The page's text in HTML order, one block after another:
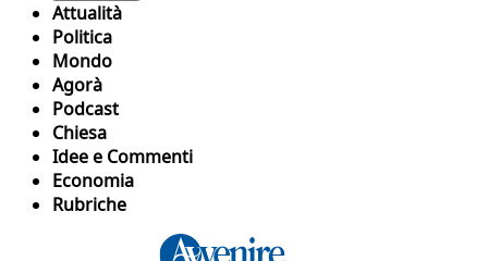
Attualità
Politica
Mondo
Agorà
Podcast
Chiesa
Idee e Commenti
Economia
Rubriche